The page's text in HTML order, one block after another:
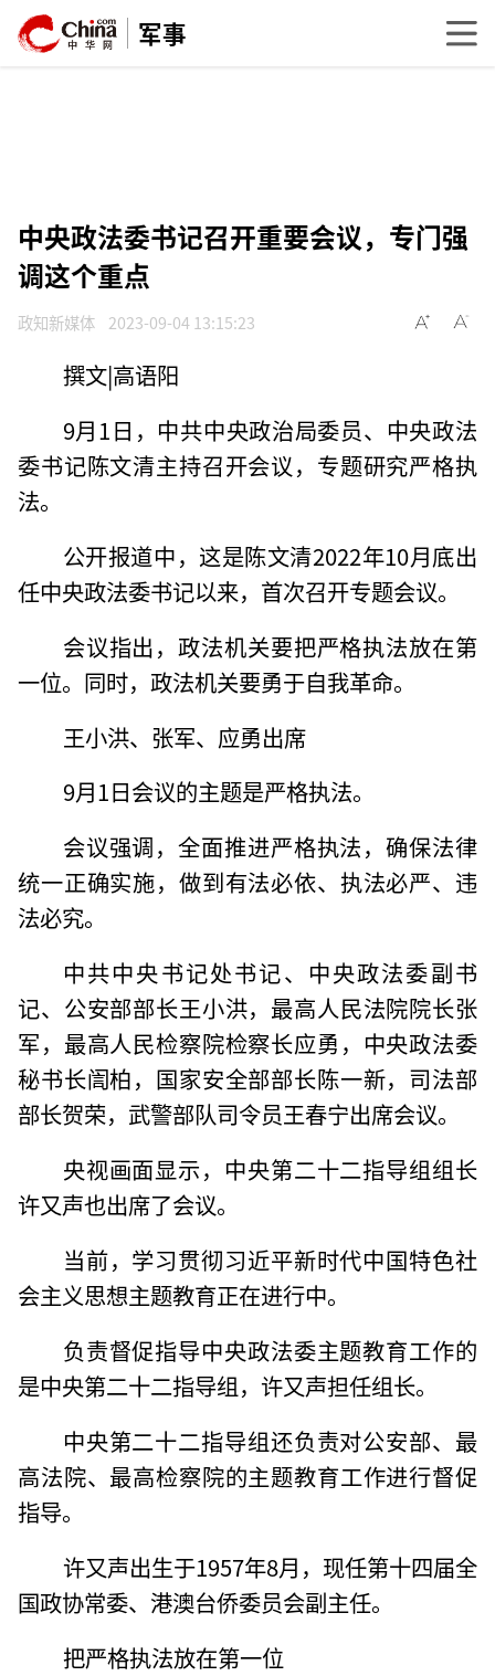
军事
中央政法委书记召开重要会议，专门强
调这个重点
政知新媒体 2023-09-04 13:15:23
撰文|高语阳
9月1日，中共中央政治局委员、中央政法
委书记陈文清主持召开会议，专题研究严格执
法。
公开报道中，这是陈文清2022年10月底出
任中央政法委书记以来，首次召开专题会议。
会议指出，政法机关要把严格执法放在第
一位。同时，政法机关要勇于自我革命。
王小洪、张军、应勇出席
9月1日会议的主题是严格执法。
会议强调，全面推进严格执法，确保法律
统一正确实施，做到有法必依、执法必严、违
法必究。
中共中央书记处书记、中央政法委副书
记、公安部部长王小洪，最高人民法院院长张
军，最高人民检察院检察长应勇，中央政法委
秘书长訚柏，国家安全部部长陈一新，司法部
部长贺荣，武警部队司令员王春宁出席会议。
央视画面显示，中央第二十二指导组组长
许又声也出席了会议。
当前，学习贯彻习近平新时代中国特色社
会主义思想主题教育正在进行中。
负责督促指导中央政法委主题教育工作的
是中央第二十二指导组，许又声担任组长。
中央第二十二指导组还负责对公安部、最
高法院、最高检察院的主题教育工作进行督促
指导。
许又声出生于1957年8月，现任第十四届全
国政协常委、港澳台侨委员会副主任。
把严格执法放在第一位